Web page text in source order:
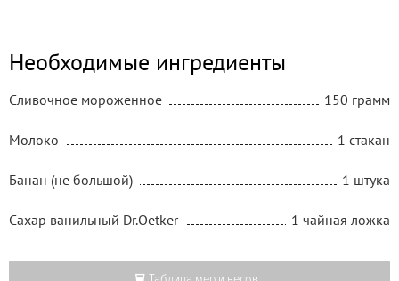
Необходимые ингредиенты
Сливочное мороженное 150 грамм
Молоко 1 стакан
Банан (не большой) 1 штука
Сахар ванильный Dr.Oetker 1 чайная ложка